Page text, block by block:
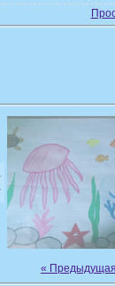
« Предыдущая